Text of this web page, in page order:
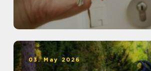
03. May 2026